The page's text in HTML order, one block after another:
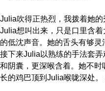
Julia吹得正热烈，我拨着她的
Julia想叫出来，只是口里含着
的低沈声音。她的舌头有够灵
接下来Julia以熟练的手法套
和阴囊，更深喉含着。她不
长的鸡巴顶到Julia喉咙深处。